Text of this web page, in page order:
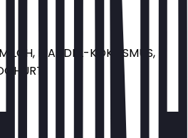
MANDEL-KOKOSMUS,